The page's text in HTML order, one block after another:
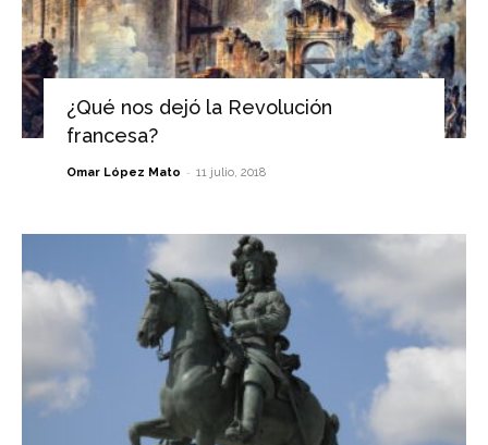
¿Qué nos dejó la Revolución
francesa?
Omar López Mato - 11 julio, 2018